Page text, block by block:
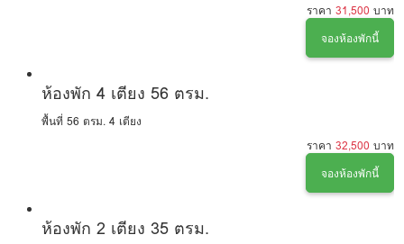
ราคา 31,500 บาท
จองห้องพักนี้
ห้องพัก 4 เตียง 56 ตรม.
พื้นที่ 56 ตรม. 4 เตียง
ราคา 32,500 บาท
จองห้องพักนี้
ห้องพัก 2 เตียง 35 ตรม.